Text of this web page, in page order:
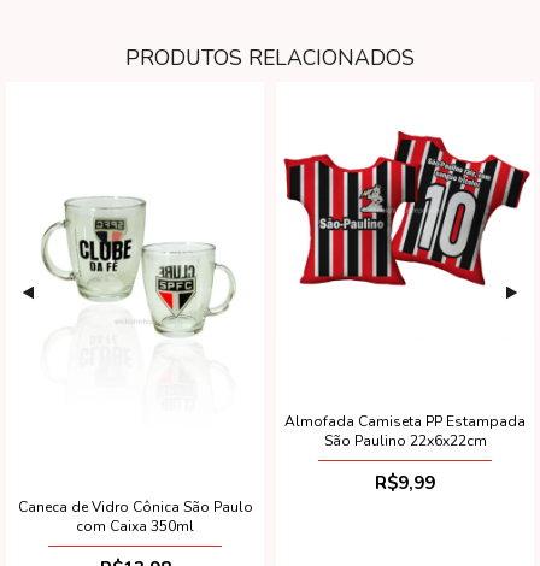
PRODUTOS RELACIONADOS
Caneca de Vidro Cônica São Paulo
com Caixa 350ml
Almofada Camiseta PP Estampada
São Paulino 22x6x22cm
R$9,99